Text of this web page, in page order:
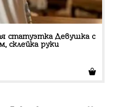
статуэтка Девушка с
склейка руки